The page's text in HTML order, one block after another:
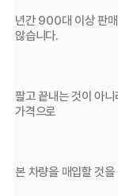
년간 900대 이상 판매
않습니다.
팔고 끝내는 것이 아
가격으로
본 차량을 매입할 것